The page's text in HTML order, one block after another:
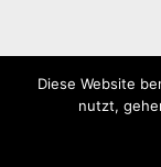
Diese Website
nutzt,